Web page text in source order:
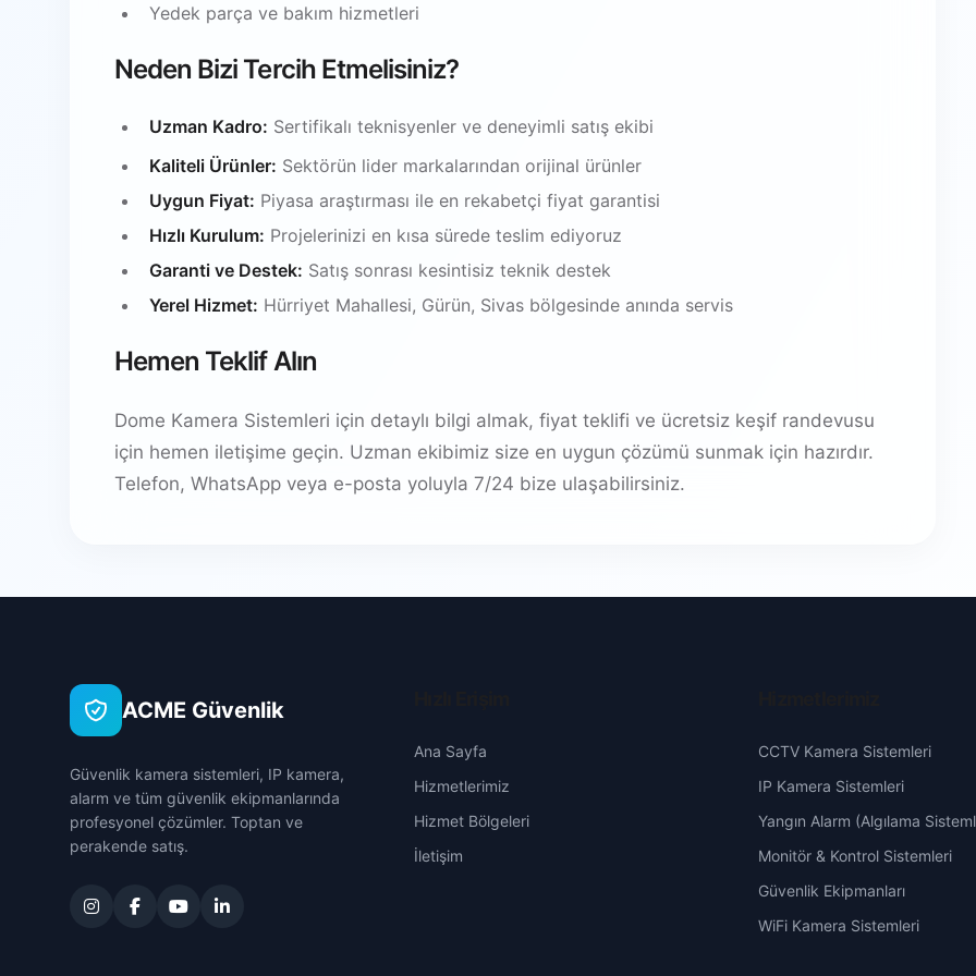
Yedek parça ve bakım hizmetleri
Neden Bizi Tercih Etmelisiniz?
Uzman Kadro: Sertifikalı teknisyenler ve deneyimli satış ekibi
Kaliteli Ürünler: Sektörün lider markalarından orijinal ürünler
Uygun Fiyat: Piyasa araştırması ile en rekabetçi fiyat garantisi
Hızlı Kurulum: Projelerinizi en kısa sürede teslim ediyoruz
Garanti ve Destek: Satış sonrası kesintisiz teknik destek
Yerel Hizmet: Hürriyet Mahallesi, Gürün, Sivas bölgesinde anında servis
Hemen Teklif Alın
Dome Kamera Sistemleri için detaylı bilgi almak, fiyat teklifi ve ücretsiz keşif randevusu
için hemen iletişime geçin. Uzman ekibimiz size en uygun çözümü sunmak için hazırdır.
Telefon, WhatsApp veya e-posta yoluyla 7/24 bize ulaşabilirsiniz.
ACME Güvenlik
Güvenlik kamera sistemleri, IP kamera,
alarm ve tüm güvenlik ekipmanlarında
profesyonel çözümler. Toptan ve
perakende satış.
Ana Sayfa
Hizmetlerimiz
Hizmet Bölgeleri
İletişim
CCTV Kamera Sistemleri
IP Kamera Sistemleri
Yangın Alarm (Algılama
Monitör & Kontrol Sistemleri
Güvenlik Ekipmanları
WiFi Kamera Sistemleri